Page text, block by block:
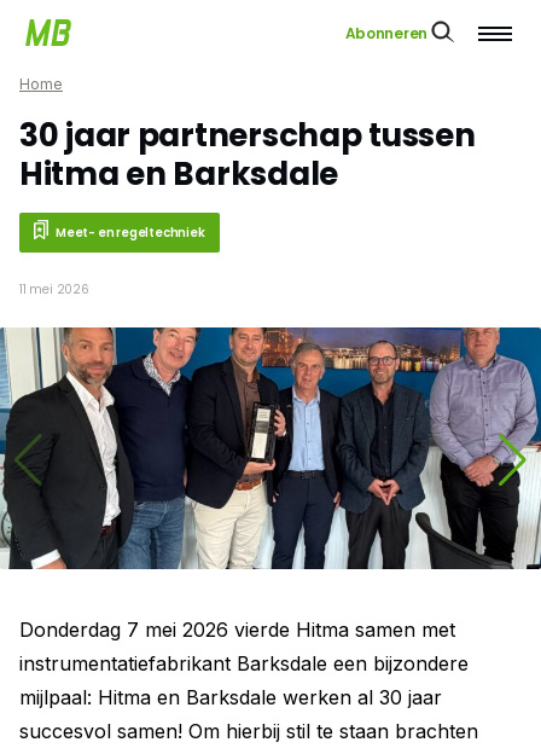
Abonneren
Home
30 jaar partnerschap tussen
Hitma en Barksdale
Meet- en regeltechniek
11 mei 2026
Donderdag 7 mei 2026 vierde Hitma samen met
instrumentatiefabrikant Barksdale een bijzondere
mijlpaal: Hitma en Barksdale werken al 30 jaar
succesvol samen! Om hierbij stil te staan brachten